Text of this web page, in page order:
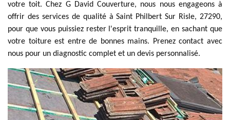
votre toit. Chez G David Couverture, nous nous engageons à
offrir des services de qualité à Saint Philbert Sur Risle, 27290,
pour que vous puissiez rester l'esprit tranquille, en sachant que
votre toiture est entre de bonnes mains. Prenez contact avec
nous pour un diagnostic complet et un devis personnalisé.